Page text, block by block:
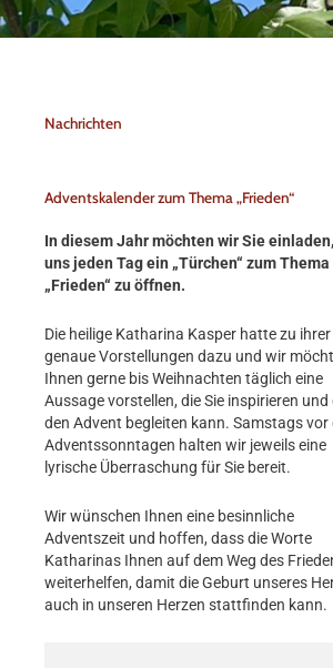
Nachrichten
Adventskalender zum Thema „Frieden“
In diesem Jahr möchten wir Sie
uns jeden Tag ein „Türchen“ zum Thema
„Frieden“ zu öffnen.
Die heilige Katharina Kasper hatte zu ihrer
genaue Vorstellungen dazu und wir
Ihnen gerne bis Weihnachten täglich eine
Aussage vorstellen, die Sie inspirieren und
den Advent begleiten kann. Samstags vor
Adventssonntagen halten wir jeweils eine
lyrische Überraschung für Sie bereit.
Wir wünschen Ihnen eine besinnliche
Adventszeit und hoffen, dass die Worte
Katharinas Ihnen auf dem Weg des
weiterhelfen, damit die Geburt unseres
auch in unseren Herzen stattfinden kann.